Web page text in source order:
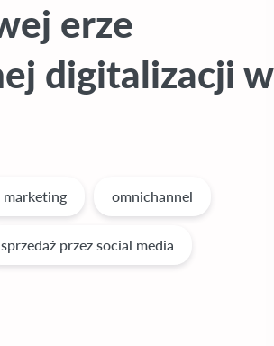
erze
digitalizacji w
omnichannel
sprzedaż przez social media